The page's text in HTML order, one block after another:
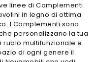
linee di Complementi
in legno di ottima
I Complementi sono
personalizzano la tua
ruolo multifunzionale e
di ogni genere il